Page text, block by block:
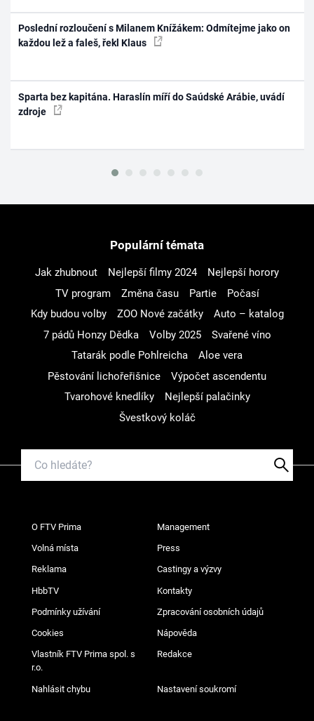
Poslední rozloučení s Milanem Knížákem: Odmítejme jako on
každou lež a faleš, řekl Klaus
Sparta bez kapitána. Haraslín míří do Saúdské Arábie, uvádí
zdroje
Populární témata
Jak zhubnout Nejlepší filmy 2024
Nejlepší horory
TV program
Změna času Partie
Počasí
Kdy budou volby
ZOO Nové začátky
Auto – katalog
7 pádů Honzy Dědka
Volby 2025
Svařené víno
Tatarák podle Pohlreicha
Aloe vera
Pěstování lichořeřišnice
Výpočet ascendentu
Tvarohové knedlíky
Nejlepší palačinky
Švestkový koláč
O FTV Prima Management
Volná místa Press
Reklama Castingy a výzvy
HbbTV Kontakty
Podmínky užívání Zpracování osobních údajů
Cookies Nápověda
Vlastník FTV Prima spol. s
r.o.
Redakce
Nahlásit chybu Nastavení soukromí